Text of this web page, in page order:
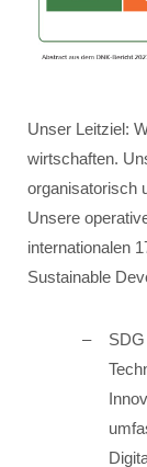
Unser Leitziel:
wirtschaften.
organisatorisch
Unsere
internationalen
Sustainable